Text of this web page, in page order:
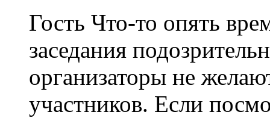
Гость Что-то опять
заседания
организаторы не
участников. Если